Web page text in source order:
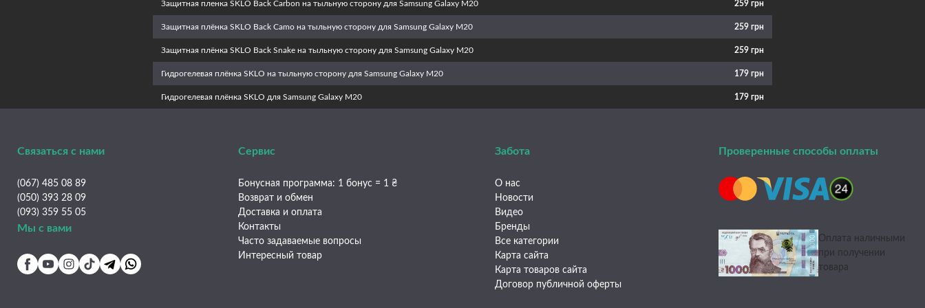
Защитная пленка SKLO Back Carbon на тыльную сторону для Samsung Galaxy M20 259 грн
Защитная плёнка SKLO Back Camo на тыльную сторону для Samsung Galaxy M20 259 грн
Защитная плёнка SKLO Back Snake на тыльную сторону для Samsung Galaxy M20 259 грн
Гидрогелевая плёнка SKLO на тыльную сторону для Samsung Galaxy M20 179 грн
Гидрогелевая плёнка SKLO для Samsung Galaxy M20 179 грн
Связаться с нами
(067) 485 08 89
(050) 393 28 09
(093) 359 55 05
Мы с вами
Сервис
Бонусная программа: 1 бонус = 1 ₴
Возврат и обмен
Доставка и оплата
Контакты
Часто задаваемые вопросы
Интересный товар
Забота
О нас
Новости
Видео
Бренды
Все категории
Карта сайта
Карта товаров сайта
Договор публичной оферты
Проверенные способы оплаты
Оплата наличными
при получении
товара